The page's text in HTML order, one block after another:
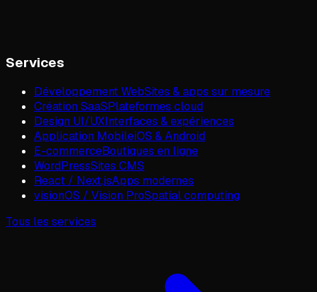
Services
Développement WebSites & apps sur mesure
Création SaaSPlateformes cloud
Design UI/UXInterfaces & expériences
Application MobileiOS & Android
E-commerceBoutiques en ligne
WordPressSites CMS
React / Next.jsApps modernes
visionOS / Vision ProSpatial computing
Tous les services